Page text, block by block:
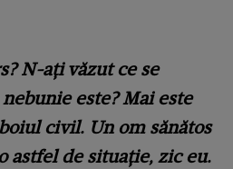
N-ați văzut ce se
este? Mai este
civil. Un om sănătos
astfel de situație, zic eu.